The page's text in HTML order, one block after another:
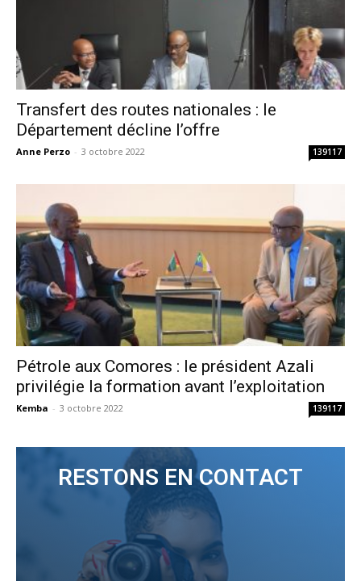
Transfert des routes nationales : le
Département décline l’offre
Anne Perzo - 3 octobre 2022 139117
Pétrole aux Comores : le président Azali
privilégie la formation avant l’exploitation
Kemba - 3 octobre 2022 139117
RESTONS EN CONTACT